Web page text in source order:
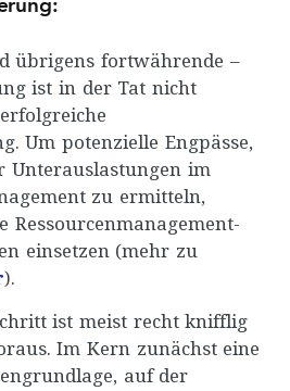
übrigens fortwährende –
ist in der Tat nicht
Um potenzielle Engpässe,
Unterauslastungen im
zu ermitteln,
Ressourcenmanagement-
einsetzen (mehr zu
).
ist meist recht knifflig
Im Kern zunächst eine
auf der